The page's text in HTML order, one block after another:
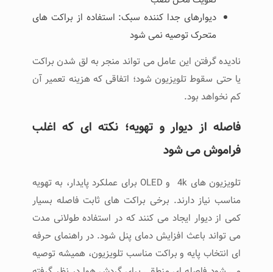
دیوارهای جدا کننده سبک: استفاده از براکت ‌های
متحرک توصیه نمی ‌شود
نادیده گرفتن این عامل می ‌تواند منجر به لق شدن براکت
یا حتی سقوط تلویزیون شود؛ اتفاقی که هزینه تعمیر آن
کم نخواهد بود.
فاصله از دیوار و تهویه؛ نکته ‌ای که اغلب
فراموش می ‌شود
تلویزیون‌ های 4k و OLED برای عملکرد پایدار، به تهویه
مناسب نیاز دارند. برخی براکت ‌های ثابت فاصله بسیار
کمی از دیوار ایجاد می ‌کنند که در استفاده طولانی ‌مدت
می ‌تواند باعث افزایش دمای پنل شود. در راهنمای حرفه
‌ای انتخاب پایه و براکت مناسب تلویزیون، همیشه توصیه